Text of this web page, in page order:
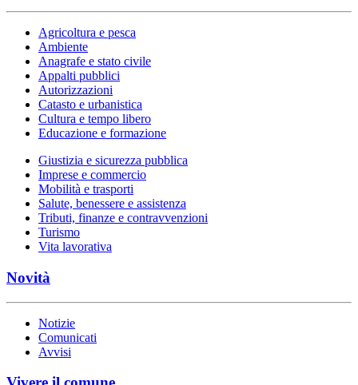
Agricoltura e pesca
Ambiente
Anagrafe e stato civile
Appalti pubblici
Autorizzazioni
Catasto e urbanistica
Cultura e tempo libero
Educazione e formazione
Giustizia e sicurezza pubblica
Imprese e commercio
Mobilità e trasporti
Salute, benessere e assistenza
Tributi, finanze e contravvenzioni
Turismo
Vita lavorativa
Novità
Notizie
Comunicati
Avvisi